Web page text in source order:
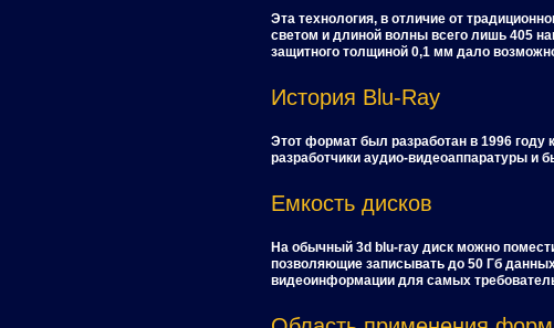
Эта технология, в отличие от
светом и длиной волны всего лишь 405
защитного толщиной 0,1 мм дало
История Blu-Ray
Этот формат был разработан в 1996
разработчики аудио-видеоаппаратуры и
Емкость дисков
На обычный 3d blu-ray диск можно
позволяющие записывать до 50 Гб
видеоинформации для самых